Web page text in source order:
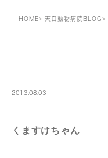
HOME 天白動物病院BLOG
2013.08.03
くますけちゃん